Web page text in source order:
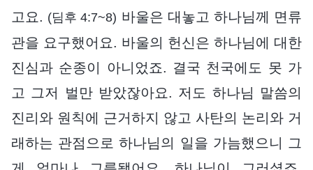
고요. (딤후 4:7~8) 바울은 대놓고 하나님께 면류
관을 요구했어요. 바울의 헌신은 하나님에 대한
진심과 순종이 아니었죠. 결국 천국에도 못 가
고 그저 벌만 받았잖아요. 저도 하나님 말씀의
진리와 원칙에 근거하지 않고 사탄의 논리와 거
래하는 관점으로 하나님의 일을 가늠했으니 그